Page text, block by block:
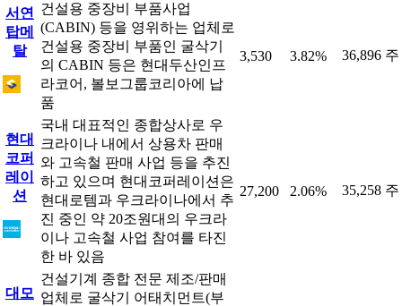
서연
탑메
탈
건설용 중장비 부품사업
(CABIN) 등을 영위하는 업체로
건설용 중장비 부품인 굴삭기
의 CABIN 등은 현대두산인프
라코어, 볼보그룹코리아에 납
품
3,530 3.82% 36,896 주
현대
코퍼
레이
션
국내 대표적인 종합상사로 우
크라이나 내에서 상용차 판매
와 고속철 판매 사업 등을 추진
하고 있으며 현대코퍼레이션은
현대로템과 우크라이나에서 추
진 중인 약 20조원대의 우크라
이나 고속철 사업 참여를 타진
한 바 있음
27,200 2.06% 35,258 주
대모
건설기계 종합 전문 제조/판매
업체로 굴삭기 어태치먼트(부